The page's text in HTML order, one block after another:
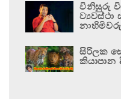
විනිසුරු
ව්‍යවස්ථා
සිරිලක
කියාපාන